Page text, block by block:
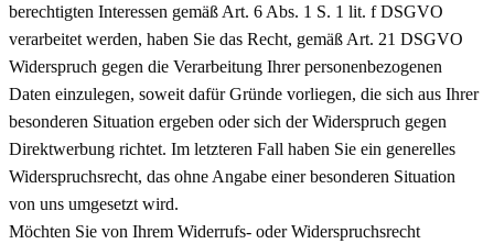
berechtigten Interessen gemäß Art. 6 Abs. 1 S. 1 lit. f DSGVO
verarbeitet werden, haben Sie das Recht, gemäß Art. 21 DSGVO
Widerspruch gegen die Verarbeitung Ihrer personenbezogenen
Daten einzulegen, soweit dafür Gründe vorliegen, die sich aus Ihrer
besonderen Situation ergeben oder sich der Widerspruch gegen
Direktwerbung richtet. Im letzteren Fall haben Sie ein generelles
Widerspruchsrecht, das ohne Angabe einer besonderen Situation
von uns umgesetzt wird.
Möchten Sie von Ihrem Widerrufs- oder Widerspruchsrecht